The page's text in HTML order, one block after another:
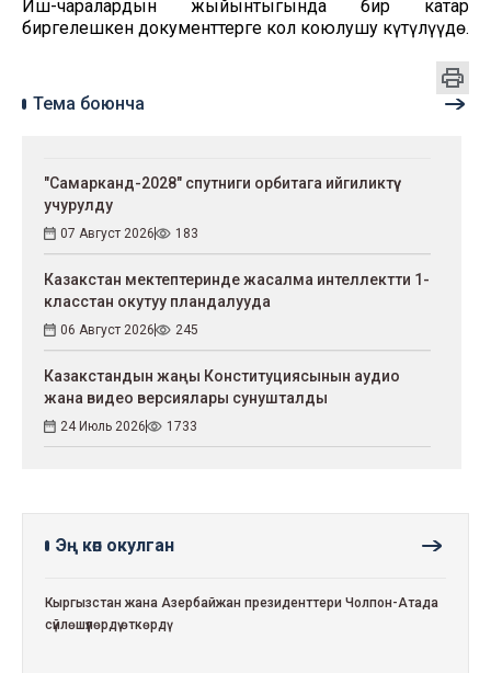
Иш-чаралардын жыйынтыгында бир катар
биргелешкен документтерге кол коюлушу күтүлүүдө.
Тема боюнча
"Самарканд-2028" спутниги орбитага ийгиликтүү
учурулду
07 Август 2026 183
Казакстан мектептеринде жасалма интеллектти 1-
класстан окутуу пландалууда
06 Август 2026 245
Казакстандын жаңы Конституциясынын аудио
жана видео версиялары сунушталды
24 Июль 2026 1733
Эң көп окулган
Кыргызстан жана Азербайжан президенттери Чолпон-Атада
сүйлөшүүлөрдү өткөрдү